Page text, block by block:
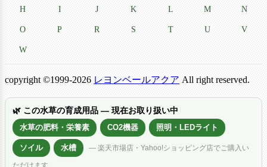
H I J K L M N
O P R S T U V
W
copyright ©1999-2026 レヨンベールアクア All right reserved.
🌿 この水草の育成用品 — 現在お取り扱い中
水草の肥料・栄養素 CO2機器 照明・LEDライト
ソイル 水槽 — 楽天市場店・Yahoo!ショッピング店でご購入い
ただけます